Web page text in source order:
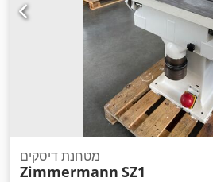
מטחנת דיסקים
Zimmermann SZ1